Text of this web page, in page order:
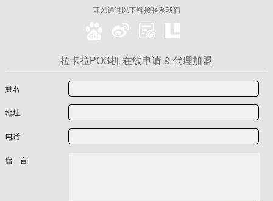
可以通过以下链接联系我们
拉卡拉POS机 在线申请 & 代理加盟
姓名
地址
电话
留 言: